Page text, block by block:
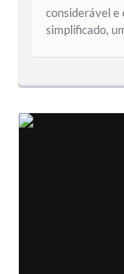
considerável e
simplificado,